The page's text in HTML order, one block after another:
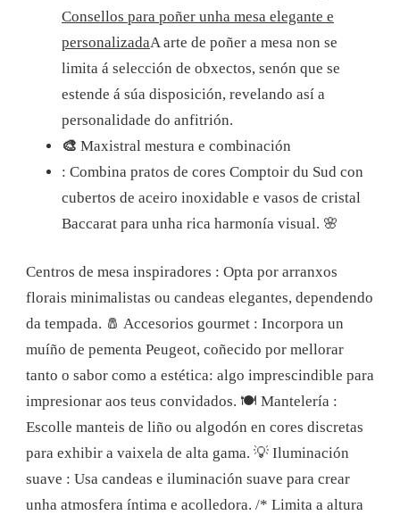
Consellos para poñer unha mesa elegante e
personalizadaA arte de poñer a mesa non se
limita á selección de obxectos, senón que se
estende á súa disposición, revelando así a
personalidade do anfitrión.
🎨 Maxistral mestura e combinación
: Combina pratos de cores Comptoir du Sud con
cubertos de aceiro inoxidable e vasos de cristal
Baccarat para unha rica harmonía visual. 🌸
Centros de mesa inspiradores : Opta por arranxos
florais minimalistas ou candeas elegantes, dependendo
da tempada. 🧂 Accesorios gourmet : Incorpora un
muíño de pementa Peugeot, coñecido por mellorar
tanto o sabor como a estética: algo imprescindible para
impresionar aos teus convidados. 🍽️ Mantelería :
Escolle manteis de liño ou algodón en cores discretas
para exhibir a vaixela de alta gama. 💡 Iluminación
suave : Usa candeas e iluminación suave para crear
unha atmosfera íntima e acolledora. /* Limita a altura